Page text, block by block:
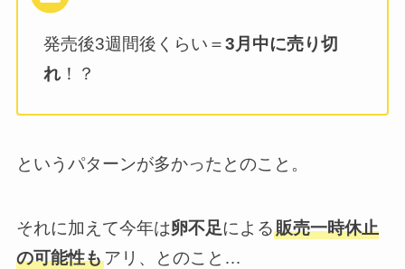
発売後3週間後くらい＝3月中に売り切
れ ！？
というパターンが多かったとのこと。
それに加えて今年は卵不足による販売一時休止
の可能性もアリ、とのこと…